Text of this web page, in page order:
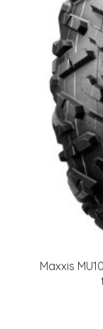
Maxxis